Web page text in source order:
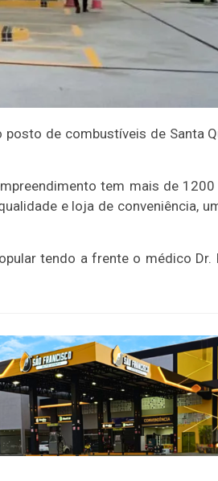
de combustíveis de Santa
tem mais de
e loja de conveniência,
tendo a frente o médico Dr.